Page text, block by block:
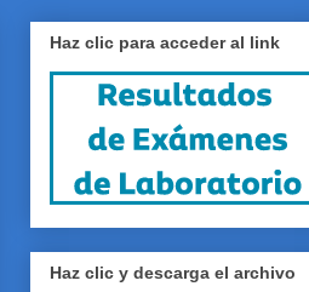
Haz clic para acceder al link
Haz clic y descarga el archivo